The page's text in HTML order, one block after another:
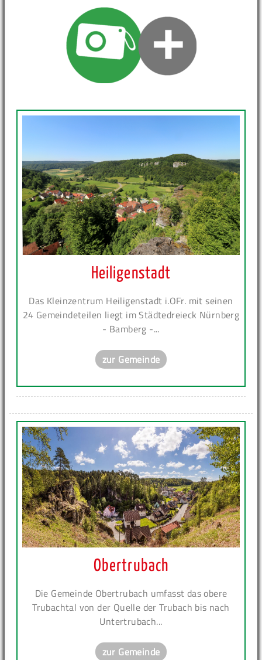
Heiligenstadt
Das Kleinzentrum Heiligenstadt i.OFr. mit seinen
24 Gemeindeteilen liegt im Städtedreieck Nürnberg
- Bamberg -...
zur Gemeinde
Obertrubach
Die Gemeinde Obertrubach umfasst das obere
Trubachtal von der Quelle der Trubach bis nach
Untertrubach...
zur Gemeinde